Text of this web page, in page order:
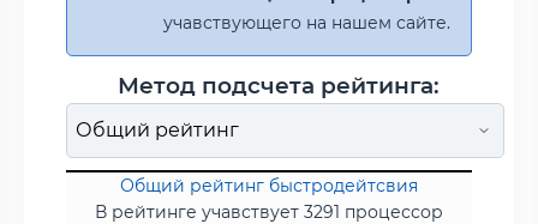
учавствующего на нашем сайте.
Метод подсчета рейтинга:
Общий рейтинг быстродейтсвия
В рейтинге учавствует 3291 процессор